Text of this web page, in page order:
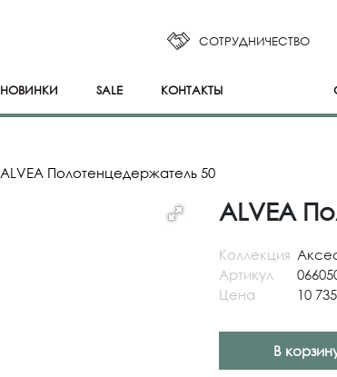
СОТРУДНИЧЕСТВО
НОВИНКИ SALE КОНТАКТЫ
ALVEA Полотенцедержатель 50
ALVEA
Коллекция
Артикул
Цена
10
В